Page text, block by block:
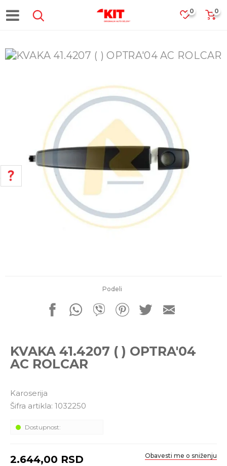
0
0
Podeli
KVAKA 41.4207 ( ) OPTRA'04
AC ROLCAR
Karoserija
Šifra artikla: 1032250
Dostupnost:
2.644,00 RSD Obavesti me o sniženju
POMOĆ PRI KUPOVINI
Za više informacija, pomoć i
Pišite nam
office@kitcommerce.rs